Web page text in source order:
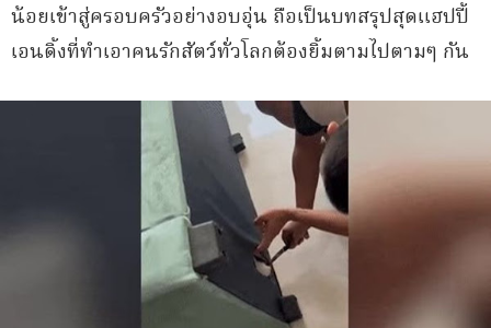
น้อยเข้าสู่ครอบครัวอย่างอบอุ่น ถือเป็นบทสรุปสุดแฮปปี้
เอนดิ้งที่ทำเอาคนรักสัตว์ทั่วโลกต้องยิ้มตามไปตามๆ กัน